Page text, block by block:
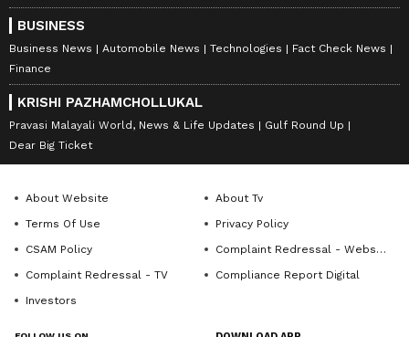
BUSINESS
Business News Automobile News Technologies
Fact Check News
Finance
KRISHI PAZHAMCHOLLUKAL
Pravasi Malayali World, News & Life Updates
Gulf Round Up
Dear Big Ticket
About Website
About Tv
Terms Of Use
Privacy Policy
CSAM Policy
Complaint Redressal - Website
Complaint Redressal - TV
Compliance Report Digital
Investors